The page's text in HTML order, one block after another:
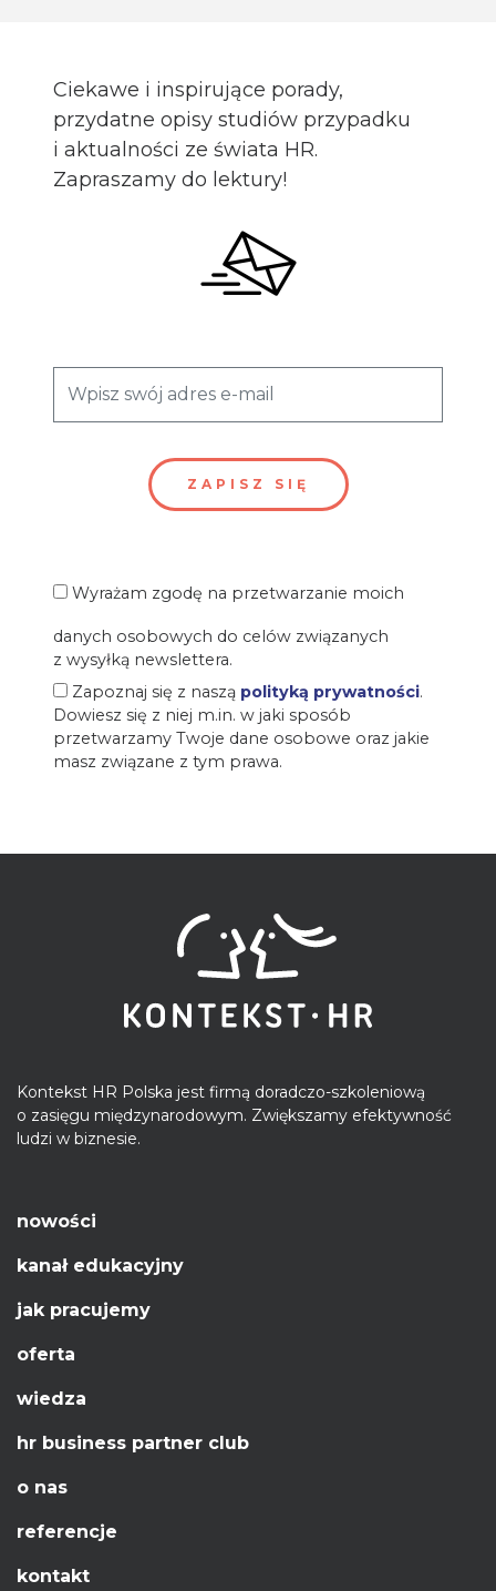
Ciekawe i inspirujące porady,
przydatne opisy studiów przypadku
i aktualności ze świata HR.
Zapraszamy do lektury!
Wyrażam zgodę na przetwarzanie moich
danych osobowych do celów związanych
z wysyłką newslettera.
Zapoznaj się z naszą polityką prywatności.
Dowiesz się z niej m.in. w jaki sposób
przetwarzamy Twoje dane osobowe oraz jakie
masz związane z tym prawa.
Kontekst HR Polska jest firmą doradczo-szkoleniową
o zasięgu międzynarodowym. Zwiększamy efektywność
ludzi w biznesie.
nowości
kanał edukacyjny
jak pracujemy
oferta
wiedza
hr business partner club
o nas
referencje
kontakt